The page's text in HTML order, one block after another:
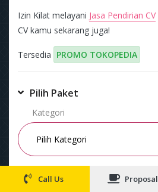
Izin Kilat melayani Jasa Pendirian CV
CV kamu sekarang juga!
Tersedia PROMO TOKOPEDIA
Pilih Paket
Kategori
Paket
Call Us Proposal